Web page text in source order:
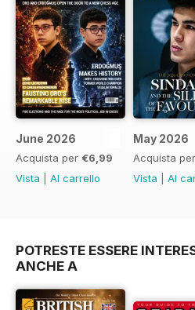
June 2026
Acquista per €6,99
Vista
Al carrello
May 2026
Acquista per
Vista
Al
POTRESTE ESSERE
ANCHE A